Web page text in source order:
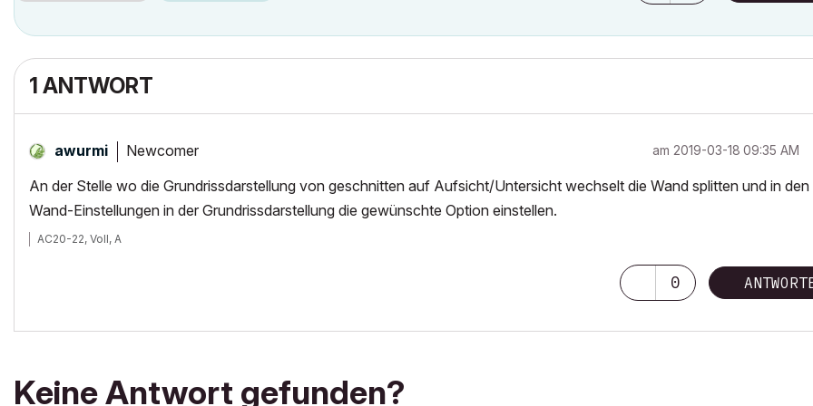
1 ANTWORT
awurmi Newcomer am ‎2019-03-18 09:35 AM
An der Stelle wo die Grundrissdarstellung von geschnitten auf Aufsicht/Untersicht wechselt die Wand splitten und in den
Wand-Einstellungen in der Grundrissdarstellung die gewünschte Option einstellen.
AC20-22, Voll, A
0
Keine Antwort gefunden?